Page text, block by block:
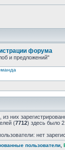
форума
и предложений"
, из них
(7712) здесь было
нет
пользователи